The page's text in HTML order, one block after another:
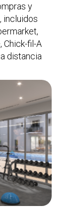
y
incluidos
Chick-fil-A
distancia